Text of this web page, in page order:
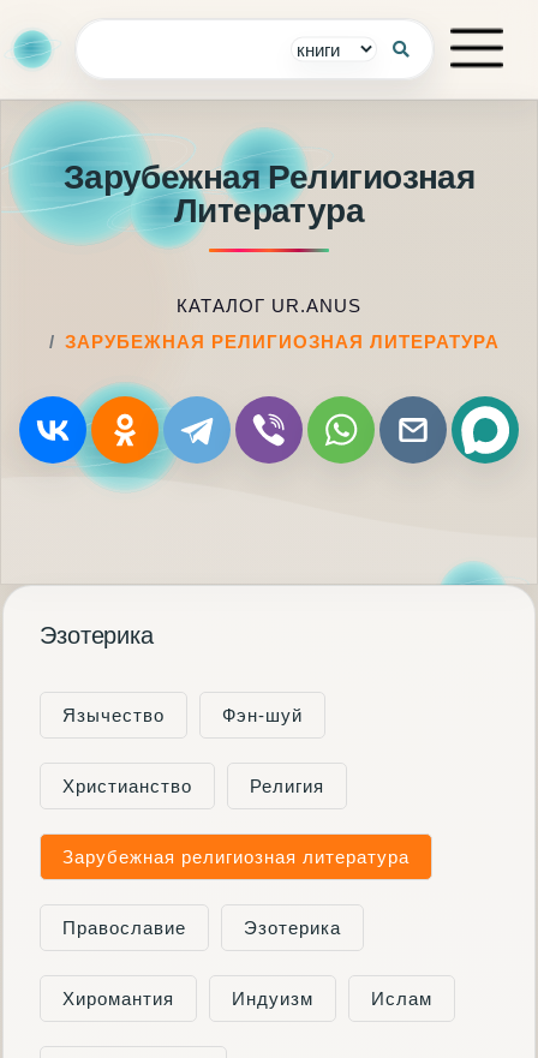
Зарубежная Религиозная
Литература
КАТАЛОГ UR.ANUS
ЗАРУБЕЖНАЯ РЕЛИГИОЗНАЯ ЛИТЕРАТУРА
Эзотерика
Язычество Фэн-шуй
Христианство Религия
Зарубежная религиозная литература
Православие Эзотерика
Хиромантия Индуизм Ислам